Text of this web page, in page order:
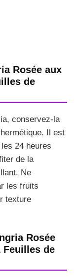
Rosée aux
de
conservez-la
Il est
24 heures
de la
Ne
les fruits
texture
Rosée
Feuilles de